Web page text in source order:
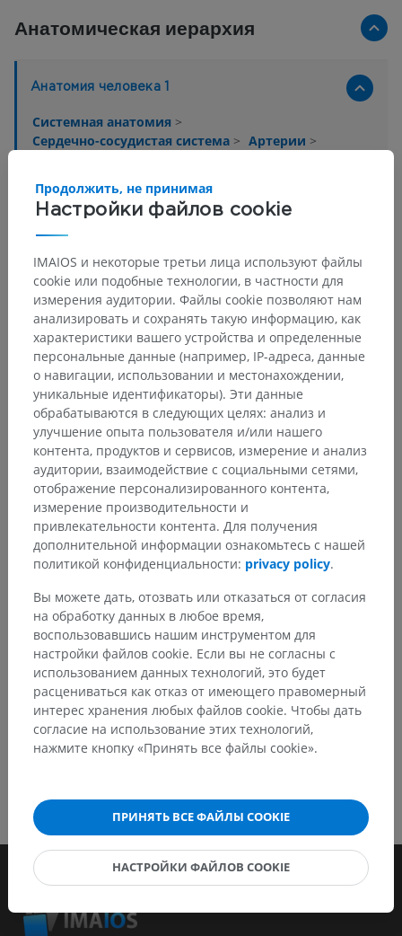
Анатомическая иерархия
Анатомия человека 1
Системная анатомия >
Сердечно-сосудистая система > Артерии >
Ветвь к пещеристому синусу
Основные структуры:
относящихся к этой части тела
Нейроанатомия человека
Переводы
Заметили ошибку?
Не стесняйтесь предложить поправку, свою версию
перевода или решение по улучшению контента.
Сообщить об ошибке
СКАЧАТЬ ПРИЛОЖЕНИЕ
Настройки файлов cookie
Продолжить, не принимая
IMAIOS и некоторые третьи лица используют файлы
cookie или подобные технологии, в частности для
измерения аудитории. Файлы cookie позволяют нам
анализировать и сохранять такую информацию, как
характеристики вашего устройства и определенные
персональные данные (например, IP-адреса, данные
о навигации, использовании и местонахождении,
уникальные идентификаторы). Эти данные
обрабатываются в следующих целях: анализ и
улучшение опыта пользователя и/или нашего
контента, продуктов и сервисов, измерение и анализ
аудитории, взаимодействие с социальными сетями,
отображение персонализированного контента,
измерение производительности и
привлекательности контента. Для получения
дополнительной информации ознакомьтесь с нашей
политикой конфиденциальности: privacy policy.
Вы можете дать, отозвать или отказаться от согласия
на обработку данных в любое время,
воспользовавшись нашим инструментом для
настройки файлов cookie. Если вы не согласны с
использованием данных технологий, это будет
расцениваться как отказ от имеющего правомерный
интерес хранения любых файлов cookie. Чтобы дать
согласие на использование этих технологий,
нажмите кнопку «Принять все файлы cookie».
ПРИНЯТЬ ВСЕ ФАЙЛЫ COOKIE
НАСТРОЙКИ ФАЙЛОВ COOKIE